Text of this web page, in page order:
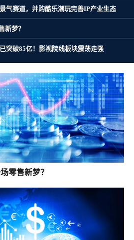
气赛道，并购酷乐潮玩完善IP产业生态
新梦？
突破85亿！影视院线板块震荡走强
零售新梦？